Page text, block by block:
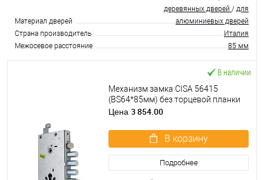
Материал дверей
деревянных дверей / для
алюминиевых дверей
Страна производитель
Италия
Межосевое расстояние
85 мм
В наличии
Механизм замка CISA 56415
(BS64*85мм) без торцевой планки
Цена 3 854.00
В корзину
Подробнее